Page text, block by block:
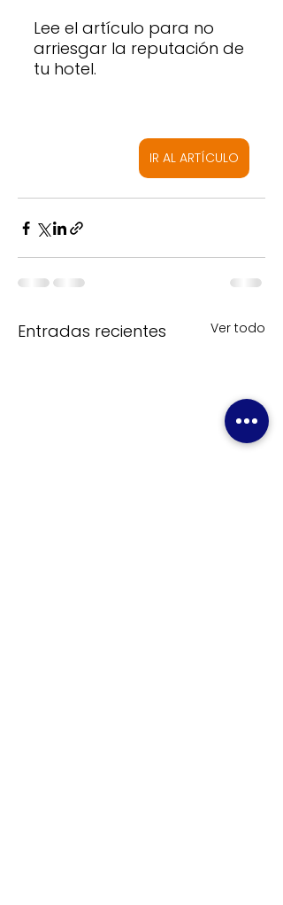
Lee el artículo para no
arriesgar la reputación de
tu hotel.
IR AL ARTÍCULO
Entradas recientes Ver todo